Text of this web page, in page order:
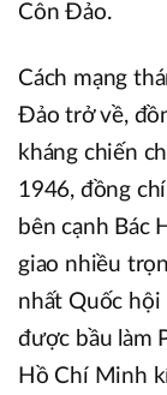
Côn Đảo.
Cách mạng
Đảo trở về,
kháng chiến
1946, đồng
bên cạnh Bác
giao nhiều
nhất Quốc hội
được bầu làm
Hồ Chí Minh